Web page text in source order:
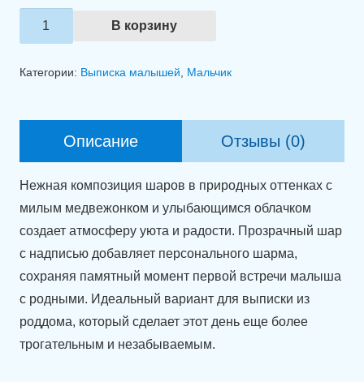
Количество
товара
В корзину
Категории: Выписка малышей, Мальчик
Описание Отзывы (0)
Нежная композиция шаров в природных оттенках с
милым медвежонком и улыбающимся облачком
создает атмосферу уюта и радости. Прозрачный шар
с надписью добавляет персонального шарма,
сохраняя памятный момент первой встречи малыша
с родными. Идеальный вариант для выписки из
роддома, который сделает этот день еще более
трогательным и незабываемым.